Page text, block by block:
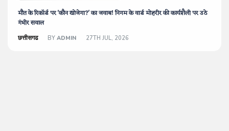
मौत के रिकॉर्ड पर 'कौन खोजेगा?' का जवाब! निगम के वार्ड मोहरीर की कार्यशैली पर उठे
गंभीर सवाल
छत्तीसगढ BY ADMIN 27TH JUL, 2026